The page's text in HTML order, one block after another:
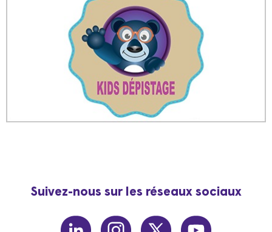
Suivez-nous sur les réseaux sociaux
linkedin instagram twitter